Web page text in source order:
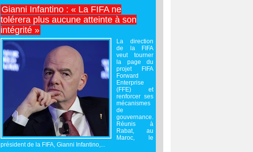
Gianni Infantino : « La FIFA ne
tolérera plus aucune atteinte à son
intégrité »
La direction
de la FIFA
veut tourner
la page du
projet FIFA
Forward
Enterprise
(FFE) et
renforcer ses
mécanismes
de
gouvernance.
Réunis à
Rabat, au
Maroc, le
président de la FIFA, Gianni Infantino,...